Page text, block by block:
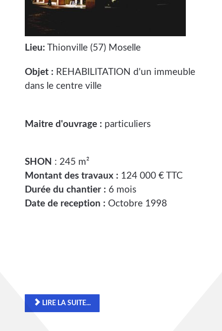
Lieu: Thionville (57) Moselle
Objet : REHABILITATION d'un immeuble
dans le centre ville
Maitre d'ouvrage : particuliers
SHON : 245 m²
Montant des travaux : 124 000 € TTC
Durée du chantier : 6 mois
Date de reception : Octobre 1998
LIRE LA SUITE...